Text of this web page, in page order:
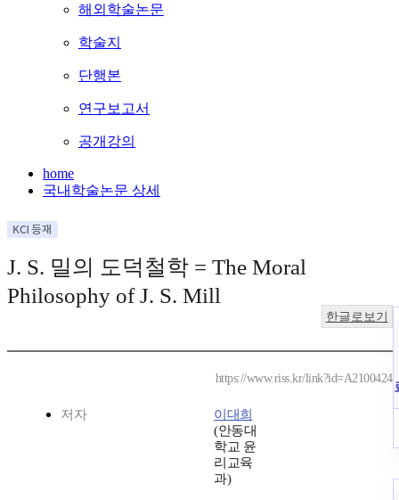
해외학술논문
학술지
단행본
연구보고서
공개강의
home
국내학술논문 상세
J. S. 밀의 도덕철학 = The Moral
Philosophy of J. S. Mill
한글로보기
https://www.riss.kr/link?id=A2100424
저자
이대희
(안동대
학교 윤
리교육
과)